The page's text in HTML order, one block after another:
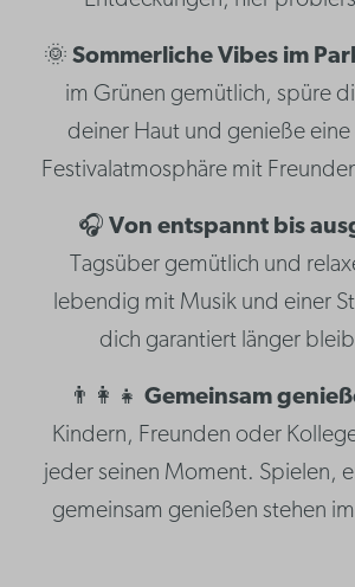
🌞 Sommerliche Vibes im
im Grünen gemütlich, spüre
deiner Haut und genieße
Festivalatmosphäre mit
🎧 Von entspannt bis
Tagsüber gemütlich und
lebendig mit Musik und einer
dich garantiert länger
👨‍👩‍👧 Gemeinsam
Kindern, Freunden oder
jeder seinen Moment. Spielen,
gemeinsam genießen stehen